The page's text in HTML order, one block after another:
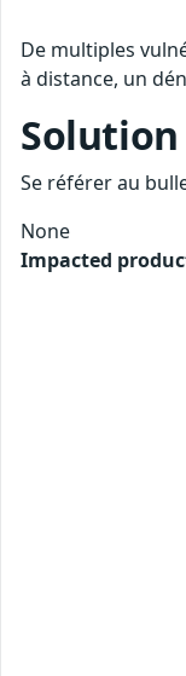
De multiples
à distance, un
Solution
Se référer au
None
Impacted